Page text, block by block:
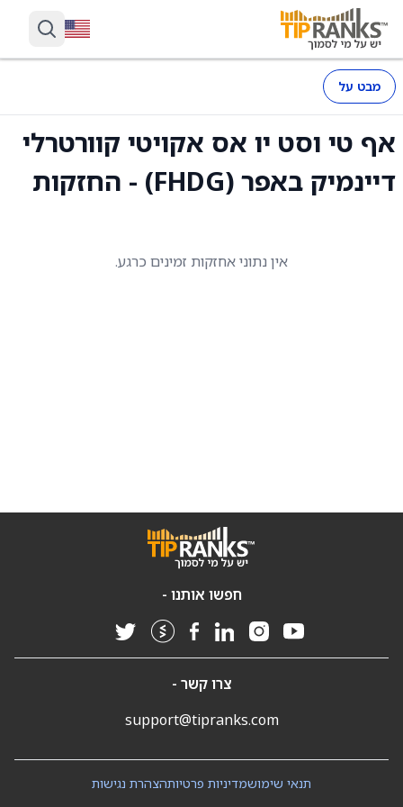
מבט על
אף טי וסט יו אס אקויטי קוורטרלי
דיינמיק באפר (FHDG) - החזקות
אין נתוני אחזקות זמינים כרגע.
חפשו אותנו -
צרו קשר -
support@tipranks.com
הצהרת נגישותמדיניות פרטיותתנאי שימוש